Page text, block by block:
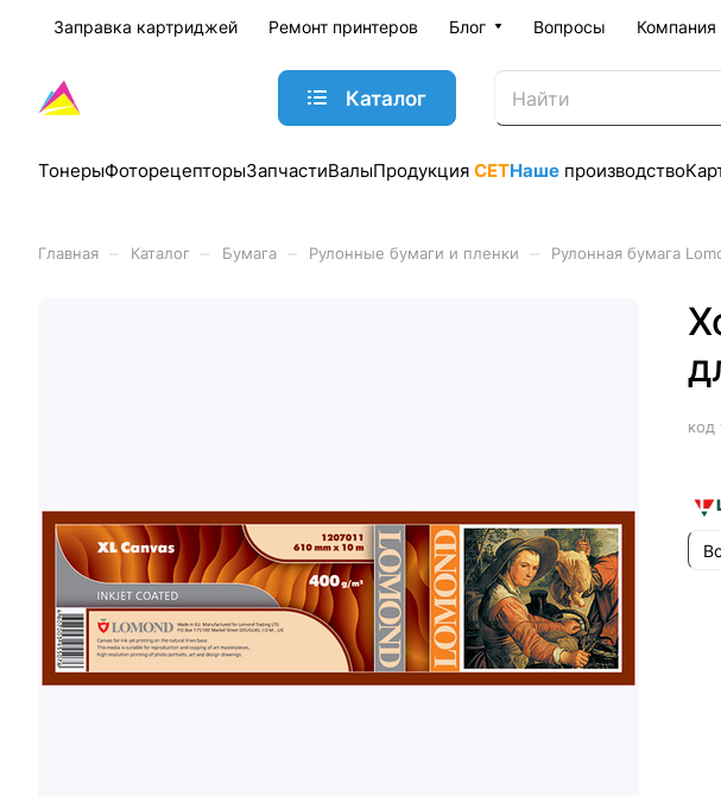
Заправка картриджей Ремонт принтеров Блог Вопросы Компания
Каталог
ТонерыФоторецепторыЗапчастиВалыПродукция CETНаше производство
Главная Каталог Бумага Рулонные бумаги и пленки Рулонная бумага
код